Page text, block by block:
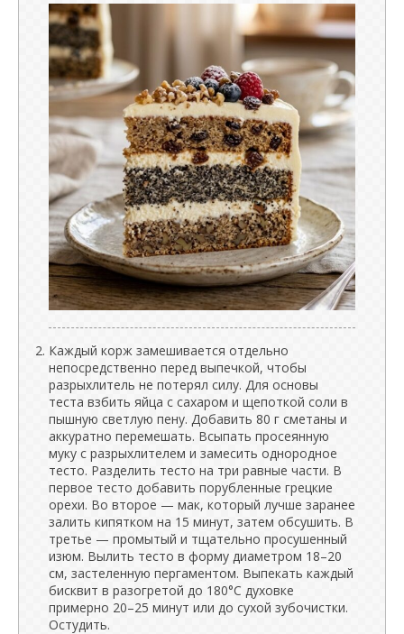
Каждый корж замешивается отдельно
непосредственно перед выпечкой, чтобы
разрыхлитель не потерял силу. Для основы
теста взбить яйца с сахаром и щепоткой соли в
пышную светлую пену. Добавить 80 г сметаны и
аккуратно перемешать. Всыпать просеянную
муку с разрыхлителем и замесить однородное
тесто. Разделить тесто на три равные части. В
первое тесто добавить порубленные грецкие
орехи. Во второе — мак, который лучше заранее
залить кипятком на 15 минут, затем обсушить. В
третье — промытый и тщательно просушенный
изюм. Вылить тесто в форму диаметром 18–20
см, застеленную пергаментом. Выпекать каждый
бисквит в разогретой до 180°C духовке
примерно 20–25 минут или до сухой зубочистки.
Остудить.